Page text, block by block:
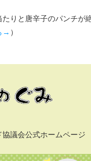
たりと唐辛子のパンチ
→ ）
議会公式ホームページ